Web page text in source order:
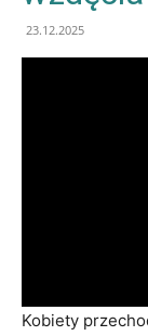
23.12.2025
Kobiety